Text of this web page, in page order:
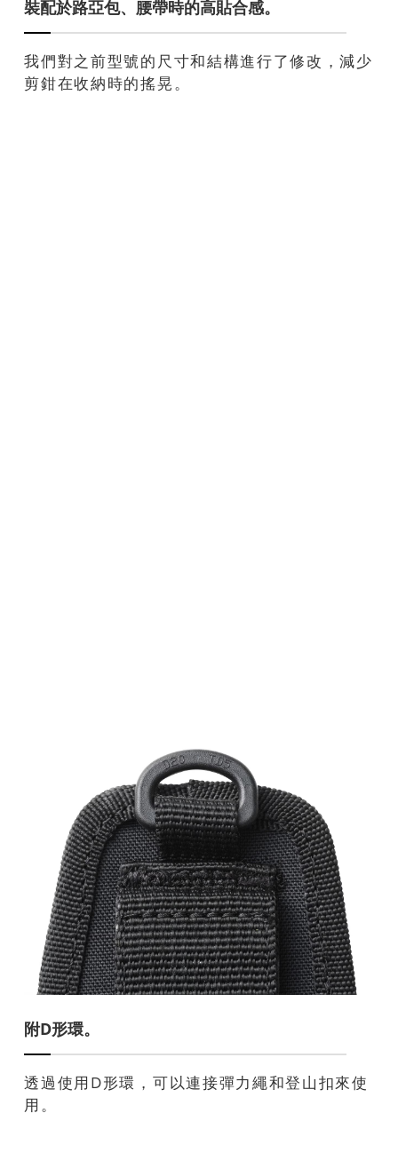
裝配於路亞包、腰帶時的高貼合感。
我們對之前型號的尺寸和結構進行了修改，減少
剪鉗在收納時的搖晃。
附D形環。
透過使用D形環，可以連接彈力繩和登山扣來使
用。